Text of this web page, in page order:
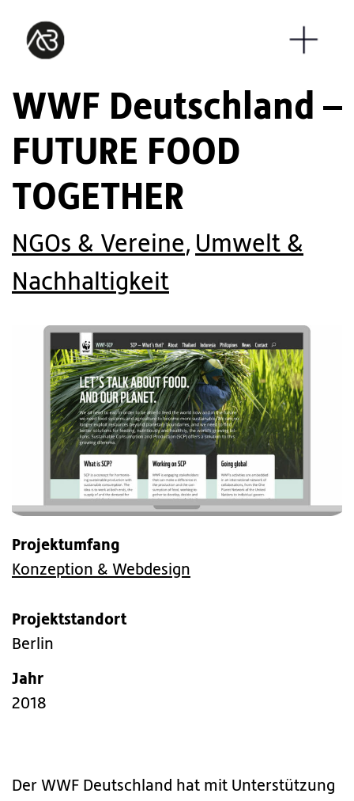
WWF Deutschland –
FUTURE FOOD
TOGETHER
NGOs & Vereine, Umwelt &
Nachhaltigkeit
Projektumfang
Konzeption & Webdesign
Projektstandort
Berlin
Jahr
2018
Der WWF Deutschland hat mit Unterstützung